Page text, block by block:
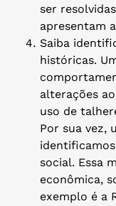
ser
apresentam
Saiba
históricas.
alterações
uso de
Por sua vez,
social. Essa
econômica,
exemplo é a